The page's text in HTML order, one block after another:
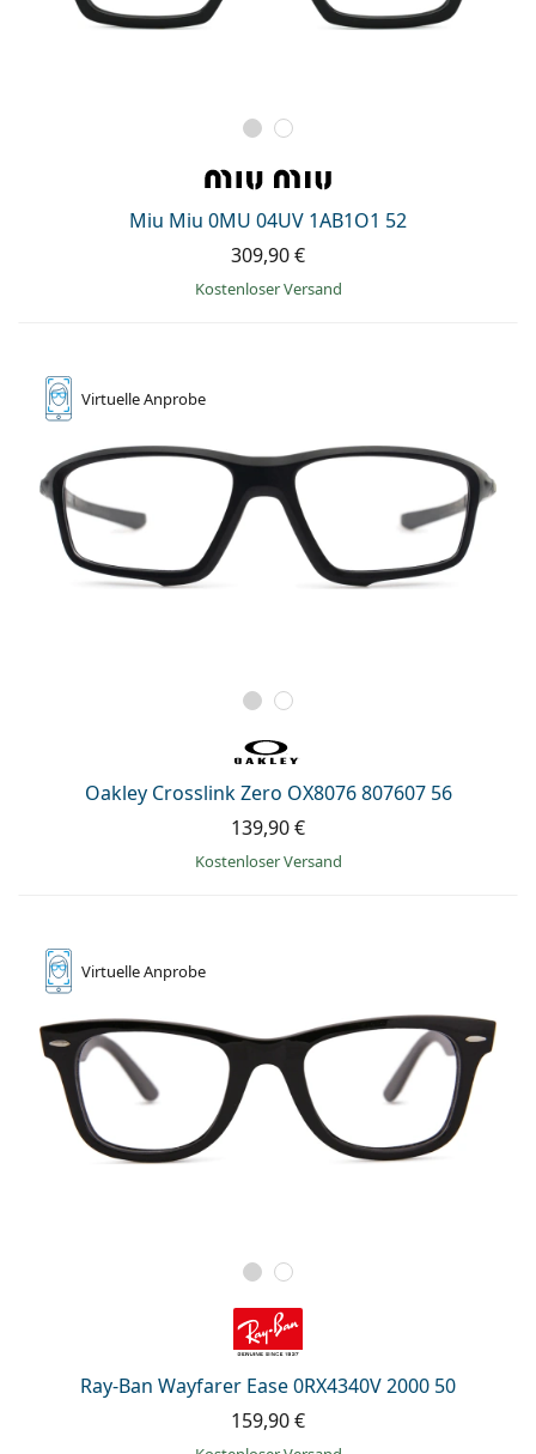
Miu Miu 0MU 04UV 1AB1O1 52
309,90 €
Kostenloser Versand
VirtuelleAnprobe
Oakley Crosslink Zero OX8076 807607 56
139,90 €
Kostenloser Versand
VirtuelleAnprobe
Ray-Ban Wayfarer Ease 0RX4340V 2000 50
159,90 €